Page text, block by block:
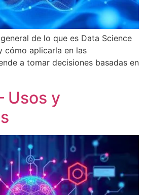
de lo que es Data Science
cómo aplicarla en las
a tomar decisiones basadas en
Usos y